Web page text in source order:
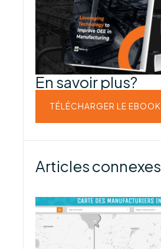
En savoir plus?
TÉLÉCHARGER LE EBOOK
Articles connexes